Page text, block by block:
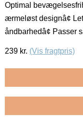
Optimal
ærmeløst designâ¢
åndbarhedâ¢ Passer
239 kr. (Vis fragtpris)